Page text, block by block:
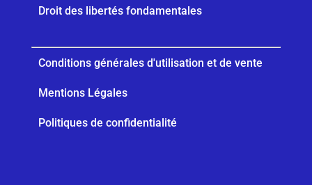
Droit des libertés fondamentales
Conditions générales d'utilisation et de vente
Mentions Légales
Politiques de confidentialité